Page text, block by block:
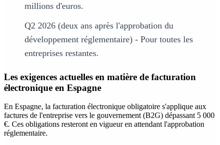
millions d'euros.
Q2 2026 (deux ans après l'approbation du
développement réglementaire) - Pour toutes les
entreprises restantes.
Les exigences actuelles en matière de facturation
électronique en Espagne
En Espagne, la facturation électronique obligatoire s'applique aux
factures de l'entreprise vers le gouvernement (B2G) dépassant 5 000
€. Ces obligations resteront en vigueur en attendant l'approbation
réglementaire.